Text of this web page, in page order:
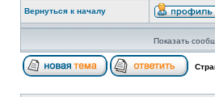
Вернуться к началу
Показать